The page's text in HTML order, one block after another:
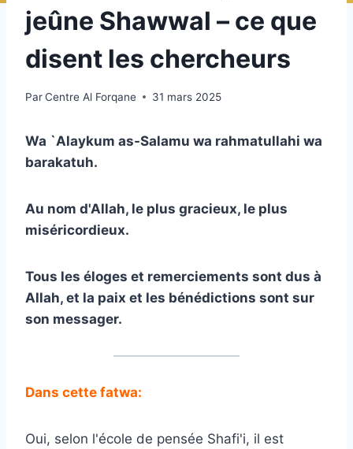
jeûne Shawwal – ce que
disent les chercheurs
ParCentre Al Forqane 31 mars 2025
Wa `Alaykum as-Salamu wa rahmatullahi wa
barakatuh.
Au nom d'Allah, le plus gracieux, le plus
miséricordieux.
Tous les éloges et remerciements sont dus à
Allah, et la paix et les bénédictions sont sur
son messager.
Dans cette fatwa:
Oui, selon l'école de pensée Shafi'i, il est